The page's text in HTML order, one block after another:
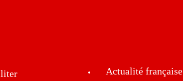
Actualité française